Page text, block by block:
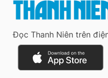
Đọc Thanh Niên trên